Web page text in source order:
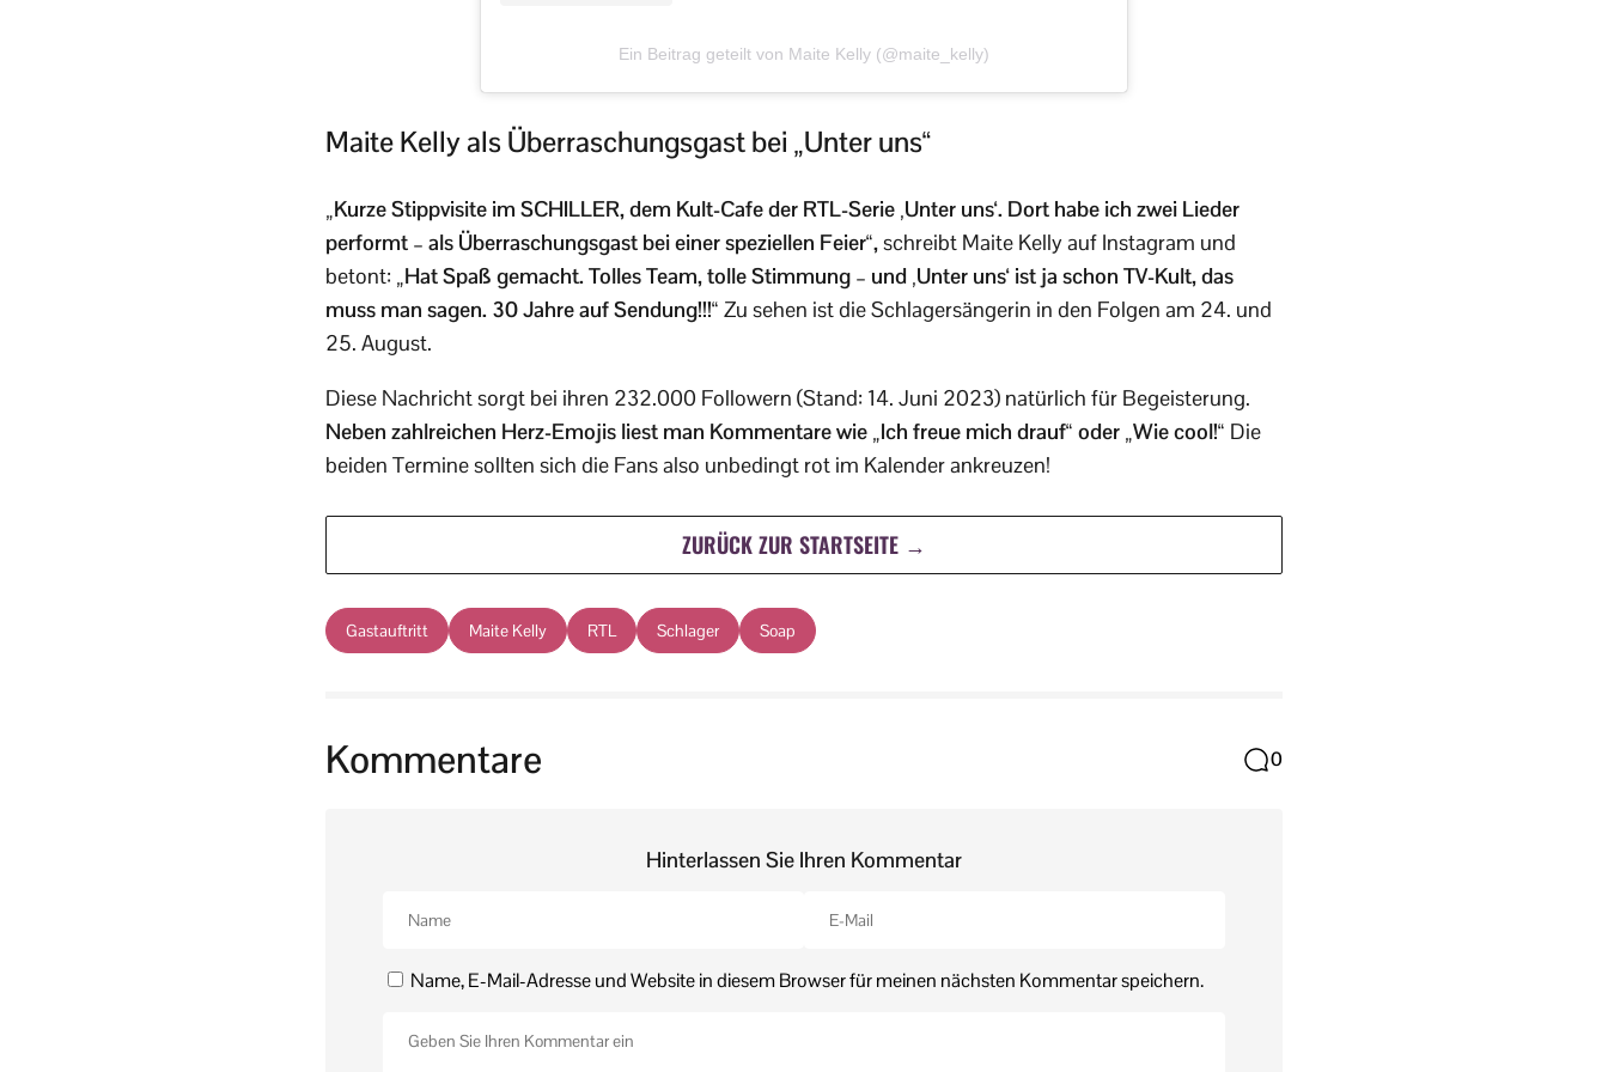
Ein Beitrag geteilt von Maite Kelly (@maite_kelly)
Maite Kelly als Überraschungsgast bei „Unter uns“
„Kurze Stippvisite im SCHILLER, dem Kult-Cafe der RTL-Serie ‚Unter uns‘. Dort habe ich zwei Lieder
performt – als Überraschungsgast bei einer speziellen Feier“,schreibt Maite Kelly auf Instagram und
betont: „Hat Spaß gemacht. Tolles Team, tolle Stimmung – und ‚Unter uns‘ ist ja schon TV-Kult, das
muss man sagen. 30 Jahre auf Sendung!!!“ Zu sehen ist die Schlagersängerin in den Folgen am 24. und
25. August.
Diese Nachricht sorgt bei ihren 232.000 Followern (Stand: 14. Juni 2023) natürlich für Begeisterung.
Neben zahlreichen Herz-Emojis liest man Kommentare wie „Ich freue mich drauf“ oder „Wie cool!“ Die
beiden Termine sollten sich die Fans also unbedingt rot im Kalender ankreuzen!
ZURÜCK ZUR STARTSEITE →
Gastauftritt Maite Kelly RTL Schlager Soap
Kommentare 0
Hinterlassen Sie Ihren Kommentar
Name, E-Mail-Adresse und Website in diesem Browser für meinen nächsten Kommentar speichern.